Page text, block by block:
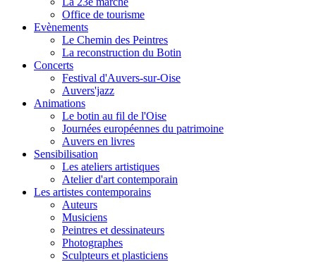
Office de tourisme
Evènements
Le Chemin des Peintres
La reconstruction du Botin
Concerts
Festival d'Auvers-sur-Oise
Auvers'jazz
Animations
Le botin au fil de l'Oise
Journées européennes du patrimoine
Auvers en livres
Sensibilisation
Les ateliers artistiques
Atelier d'art contemporain
Les artistes contemporains
Auteurs
Musiciens
Peintres et dessinateurs
Photographes
Sculpteurs et plasticiens